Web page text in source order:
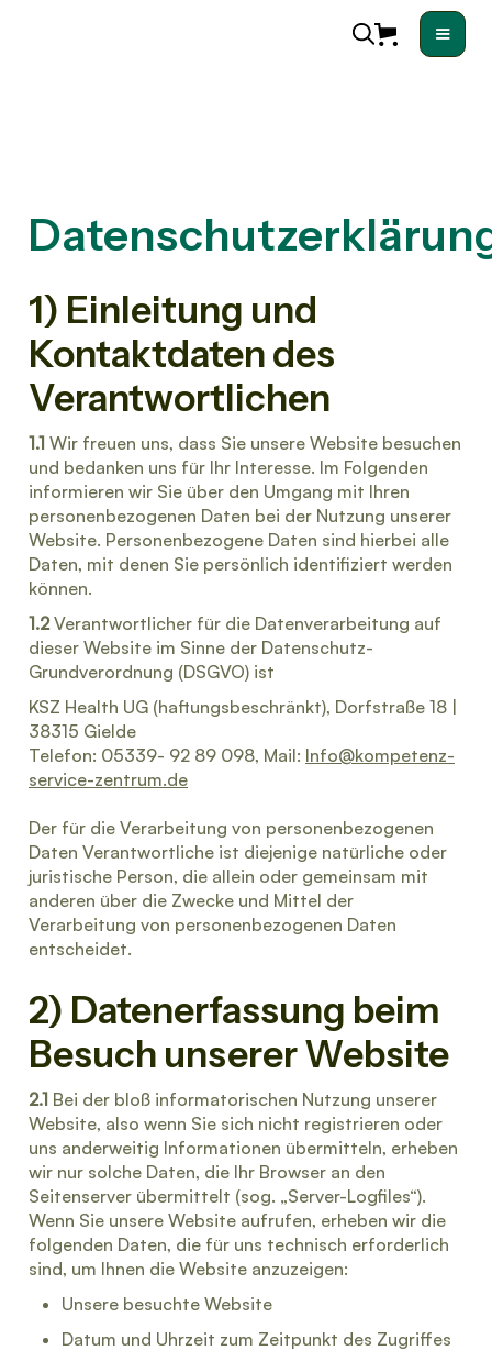
1) Einleitung und
Kontaktdaten des
Verantwortlichen
1.1 Wir freuen uns, dass Sie unsere Website besuchen
und bedanken uns für Ihr Interesse. Im Folgenden
informieren wir Sie über den Umgang mit Ihren
personenbezogenen Daten bei der Nutzung unserer
Website. Personenbezogene Daten sind hierbei alle
Daten, mit denen Sie persönlich identifiziert werden
können.
1.2Verantwortlicher für die Datenverarbeitung auf
dieser Website im Sinne der Datenschutz-
Grundverordnung (DSGVO) ist
KSZ Health UG (haftungsbeschränkt), Dorfstraße 18 |
38315 Gielde
Telefon: 05339- 92 89 098, Mail: Info@kompetenz-
service-zentrum.de
Der für die Verarbeitung von personenbezogenen
Daten Verantwortliche ist diejenige natürliche oder
juristische Person, die allein oder gemeinsam mit
anderen über die Zwecke und Mittel der
Verarbeitung von personenbezogenen Daten
entscheidet.
2) Datenerfassung beim
Besuch unserer Website
2.1 Bei der bloß informatorischen Nutzung unserer
Website, also wenn Sie sich nicht registrieren oder
uns anderweitig Informationen übermitteln, erheben
wir nur solche Daten, die Ihr Browser an den
Seitenserver übermittelt (sog. „Server-Logfiles“).
Wenn Sie unsere Website aufrufen, erheben wir die
folgenden Daten, die für uns technisch erforderlich
sind, um Ihnen die Website anzuzeigen:
Unsere besuchte Website
Datum und Uhrzeit zum Zeitpunkt des Zugriffes